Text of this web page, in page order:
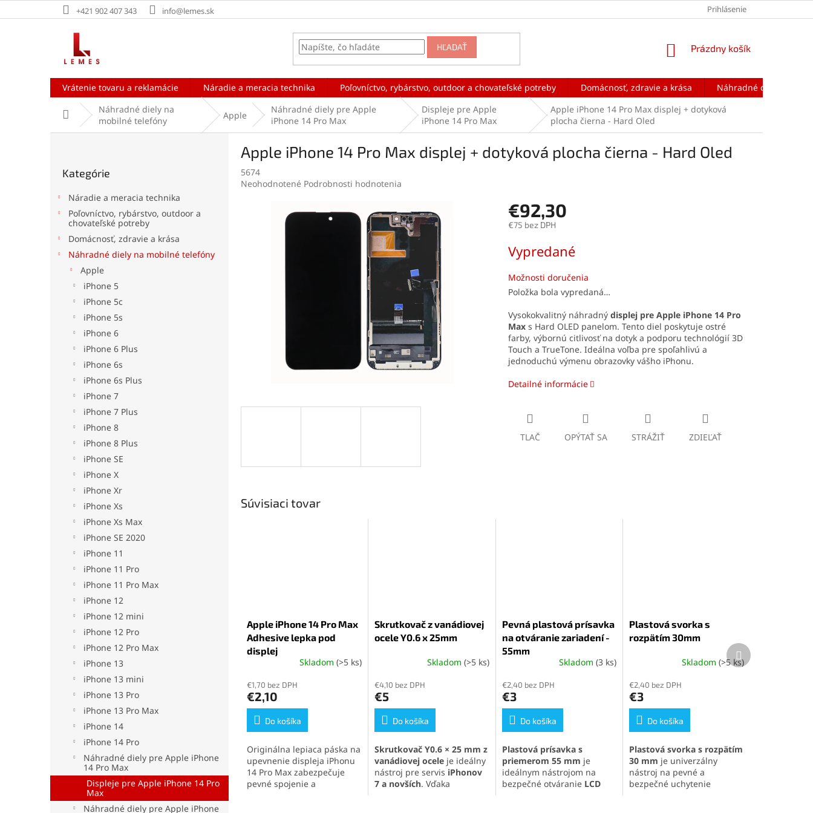
na
+421 902 407 343 info@lemes.sk Prihlásenie
HĽADAŤ
NÁKUPNÝ
Prázdny košík
Vrátenie tovaru a reklamácie Náradie a meracia technika Poľovníctvo, rybárstvo, outdoor a chovateľské potreby Domácnosť, zdravie a krása Náhradné diely na
DomovNáhradné diely na
mobilné telefóny
Apple
Náhradné diely pre Apple
iPhone 14 Pro Max
Displeje pre Apple
iPhone 14 Pro Max
Apple iPhone 14 Pro Max displej + dotyková
plocha čierna - Hard Oled
kategórie
Kategórie
Náradie a meracia technika
Poľovníctvo, rybárstvo, outdoor a
chovateľské potreby
Domácnosť, zdravie a krása
Náhradné diely na mobilné telefóny
Apple
iPhone 5
iPhone 5c
iPhone 5s
iPhone 6
iPhone 6 Plus
iPhone 6s
iPhone 6s Plus
iPhone 7
iPhone 7 Plus
iPhone 8
iPhone 8 Plus
iPhone SE
iPhone X
iPhone Xr
iPhone Xs
iPhone Xs Max
iPhone SE 2020
iPhone 11
iPhone 11 Pro
iPhone 11 Pro Max
iPhone 12
iPhone 12 mini
iPhone 12 Pro
iPhone 12 Pro Max
iPhone 13
iPhone 13 mini
iPhone 13 Pro
iPhone 13 Pro Max
iPhone 14
iPhone 14 Pro
Náhradné diely pre Apple iPhone
14 Pro Max
Displeje pre Apple iPhone 14 Pro
Max
Náhradné diely pre Apple iPhone
Apple iPhone 14 Pro Max displej + dotyková plocha čierna - Hard Oled
5674
Priemerné
Neohodnotené Podrobnosti hodnotenia
€92,30
€75 bez DPH
cena:
Vypredané
Možnosti doručenia
Položka bola vypredaná…
Vysokokvalitný náhradnýdisplej pre Apple iPhone 14 Pro
Maxs Hard OLED panelom. Tento diel poskytuje ostré
farby, výbornú citlivosť na dotyk a podporu technológií 3D
Touch a TrueTone. Ideálna voľba pre spoľahlivú a
jednoduchú výmenu obrazovky vášho iPhonu.
Detailné informácie
TLAČ OPÝTAŤ SA STRÁŽIŤ ZDIEĽAŤ
Súvisiaci tovar
Apple iPhone 14 Pro Max
Adhesive lepka pod
displej
Skladom (>5 ks)
€1,70 bez DPH
€2,10
Do košíka
Originálna lepiaca páska na
upevnenie displeja iPhonu
14 Pro Max zabezpečuje
pevné spojenie a
Skrutkovač z vanádiovej
ocele Y0.6 x 25mm
produktu
je
5,0
5
hviezdičiek.
Skladom (>5 ks)
€4,10 bez DPH
€5
Do košíka
Skrutkovač Y0.6 × 25 mm z
vanádiovej oceleje ideálny
nástroj pre servis iPhonov
7 a novších. Vďaka
Pevná plastová prísavka
na otváranie zariadení -
55mm
produktu
je
5,0
5
hviezdičiek.
Skladom(3 ks)
€2,40 bez DPH
€3
Do košíka
Plastová prísavka s
priemerom 55 mm je
ideálnym nástrojom na
bezpečné otváranie LCD
Plastová svorka s
rozpätím 30mm
produktu
je
5,0
5
hviezdičiek.
Skladom(>5 ks)
€2,40 bez DPH
€3
Do košíka
Plastová svorka s rozpätím
30 mm je univerzálny
nástroj na pevné a
bezpečné uchytenie
Ďalší
produkt